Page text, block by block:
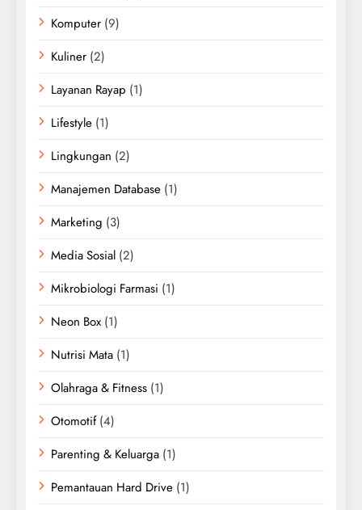
Komputer (9)
Kuliner (2)
Layanan Rayap (1)
Lifestyle (1)
Lingkungan (2)
Manajemen Database (1)
Marketing (3)
Media Sosial (2)
Mikrobiologi Farmasi (1)
Neon Box (1)
Nutrisi Mata (1)
Olahraga & Fitness (1)
Otomotif(4)
Parenting & Keluarga (1)
Pemantauan Hard Drive (1)